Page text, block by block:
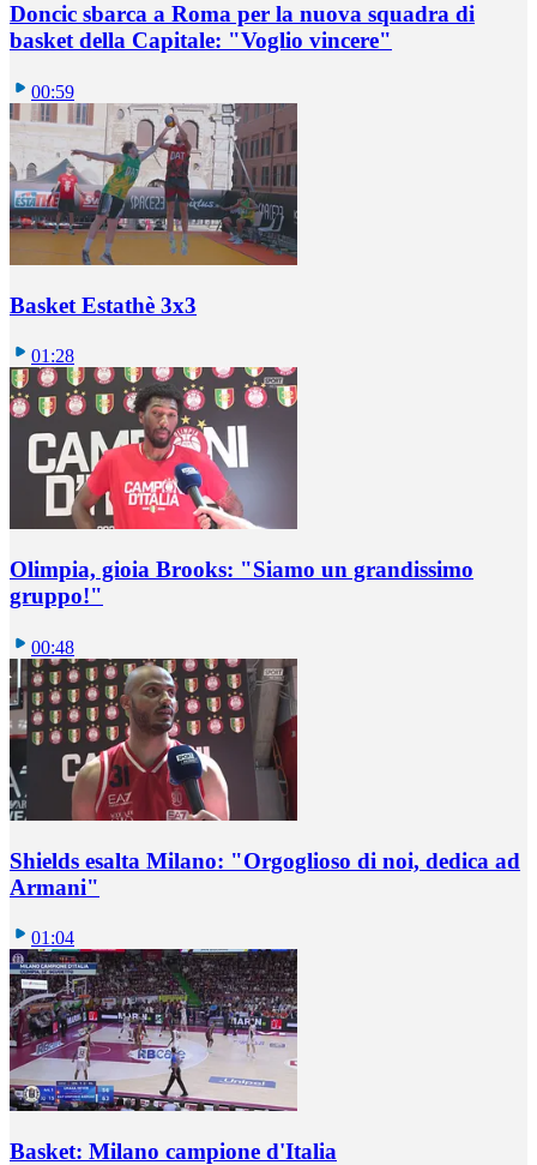
Doncic sbarca a Roma per la nuova squadra di
basket della Capitale: "Voglio vincere"
00:59
Basket Estathè 3x3
01:28
Olimpia, gioia Brooks: "Siamo un grandissimo
gruppo!"
00:48
Shields esalta Milano: "Orgoglioso di noi, dedica ad
Armani"
01:04
Basket: Milano campione d'Italia